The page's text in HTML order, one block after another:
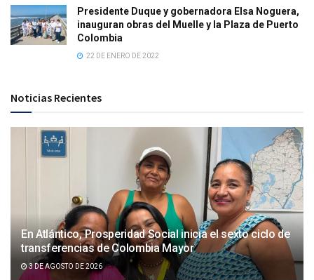
Presidente Duque y gobernadora Elsa Noguera,
inauguran obras del Muelle y la Plaza de Puerto
Colombia
22 DE ENERO DE 2022
Noticias Recientes
En Atlántico, Prosperidad Social inicia el sexto ciclo de
transferencias de Colombia Mayor
3 DE AGOSTO DE 2026